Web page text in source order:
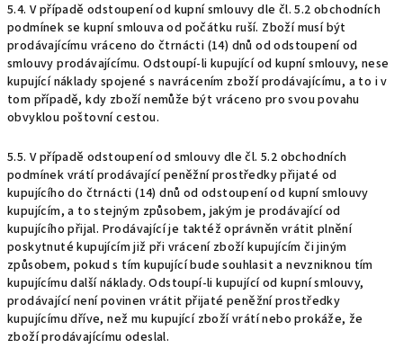
5.4. V případě odstoupení od kupní smlouvy dle čl. 5.2 obchodních
podmínek se kupní smlouva od počátku ruší. Zboží musí být
prodávajícímu vráceno do čtrnácti (14) dnů od odstoupení od
smlouvy prodávajícímu. Odstoupí-li kupující od kupní smlouvy, nese
kupující náklady spojené s navrácením zboží prodávajícímu, a to i v
tom případě, kdy zboží nemůže být vráceno pro svou povahu
obvyklou poštovní cestou.
5.5. V případě odstoupení od smlouvy dle čl. 5.2 obchodních
podmínek vrátí prodávající peněžní prostředky přijaté od
kupujícího do čtrnácti (14) dnů od odstoupení od kupní smlouvy
kupujícím, a to stejným způsobem, jakým je prodávající od
kupujícího přijal. Prodávající je taktéž oprávněn vrátit plnění
poskytnuté kupujícím již při vrácení zboží kupujícím či jiným
způsobem, pokud s tím kupující bude souhlasit a nevzniknou tím
kupujícímu další náklady. Odstoupí-li kupující od kupní smlouvy,
prodávající není povinen vrátit přijaté peněžní prostředky
kupujícímu dříve, než mu kupující zboží vrátí nebo prokáže, že
zboží prodávajícímu odeslal.